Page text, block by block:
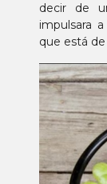
decir de
impulsara
que está